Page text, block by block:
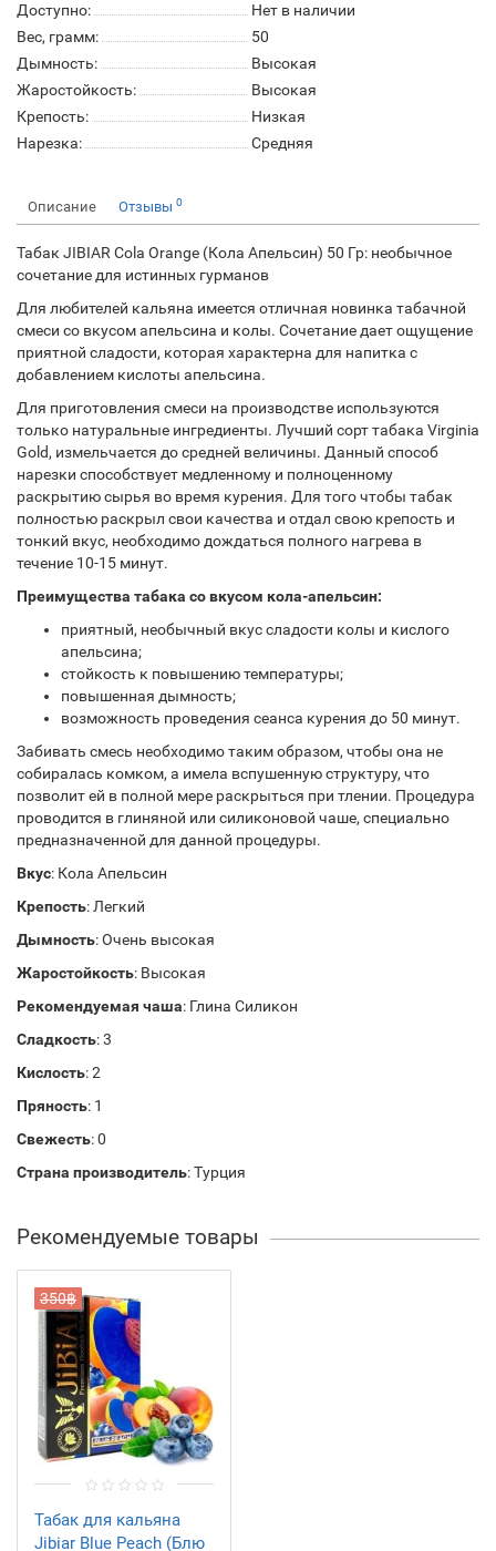
Доступно:
Нет в наличии
Вес, грамм:
50
Дымность:
Высокая
Жаростойкость:
Высокая
Крепость:
Низкая
Нарезка:
Средняя
Описание Отзывы 0
Табак JIBIAR Cola Orange (Кола Апельсин) 50 Гр: необычное
сочетание для истинных гурманов
Для любителей кальяна имеется отличная новинка табачной
смеси со вкусом апельсина и колы. Сочетание дает ощущение
приятной сладости, которая характерна для напитка с
добавлением кислоты апельсина.
Для приготовления смеси на производстве используются
только натуральные ингредиенты. Лучший сорт табака Virginia
Gold, измельчается до средней величины. Данный способ
нарезки способствует медленному и полноценному
раскрытию сырья во время курения. Для того чтобы табак
полностью раскрыл свои качества и отдал свою крепость и
тонкий вкус, необходимо дождаться полного нагрева в
течение 10-15 минут.
Преимущества табака со вкусом кола-апельсин:
приятный, необычный вкус сладости колы и кислого
апельсина;
стойкость к повышению температуры;
повышенная дымность;
возможность проведения сеанса курения до 50 минут.
Забивать смесь необходимо таким образом, чтобы она не
собиралась комком, а имела вспушенную структуру, что
позволит ей в полной мере раскрыться при тлении. Процедура
проводится в глиняной или силиконовой чаше, специально
предназначенной для данной процедуры.
Вкус: Кола Апельсин
Крепость: Легкий
Дымность: Очень высокая
Жаростойкость: Высокая
Рекомендуемая чаша: Глина Силикон
Сладкость: 3
Кислость: 2
Пряность: 1
Свежесть: 0
Страна производитель: Турция
Рекомендуемые товары
350฿
Табак для кальяна
Jibiar Blue Peach (Блю